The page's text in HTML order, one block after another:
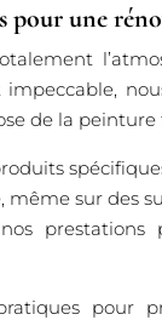
pour une
de la peinture
sur des